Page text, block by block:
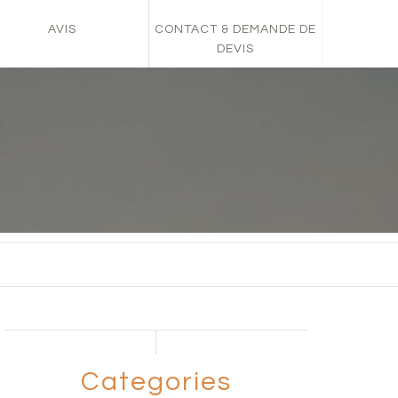
AVIS
CONTACT & DEMANDE DE
DEVIS
Categories